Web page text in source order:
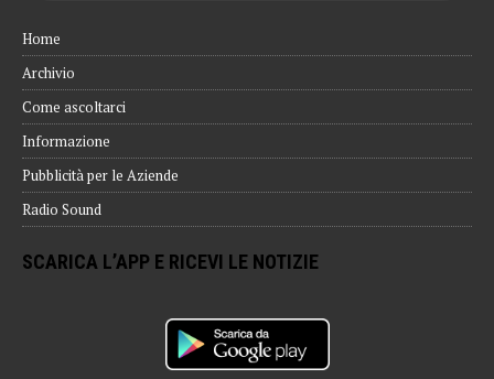
Home
Archivio
Come ascoltarci
Informazione
Pubblicità per le Aziende
Radio Sound
SCARICA L’APP E RICEVI LE NOTIZIE